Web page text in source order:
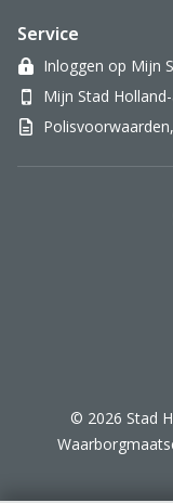
Service
Inloggen op Mijn
Mijn Stad
© 2026 Stad